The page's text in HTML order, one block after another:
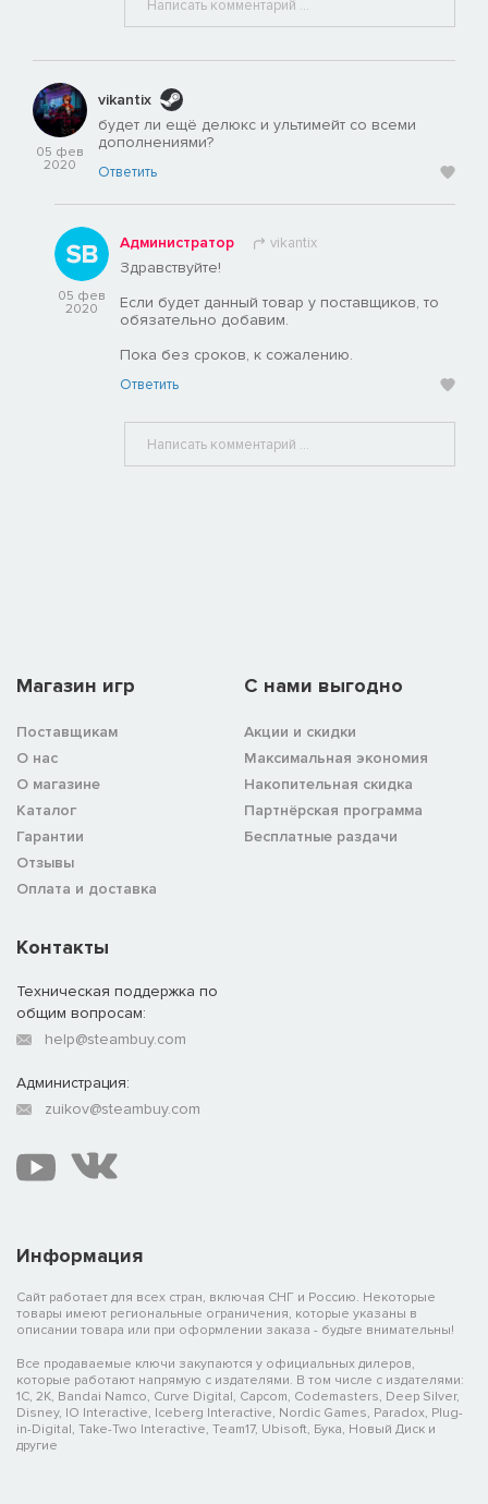
05 фев
2020
vikantix
будет ли ещё делюкс и ультимейт со всеми
дополнениями?
Ответить
05 фев
2020
Администратор vikantix
Здравствуйте!
Если будет данный товар у поставщиков, то
обязательно добавим.
Пока без сроков, к сожалению.
Ответить
Магазин игр
Поставщикам
О нас
О магазине
Каталог
Гарантии
Отзывы
Оплата и доставка
C нами выгодно
Акции и скидки
Максимальная экономия
Накопительная скидка
Партнёрская программа
Бесплатные раздачи
Информация
Сайт работает для всех стран, включая СНГ и Россию. Некоторые
товары имеют региональные ограничения, которые указаны в
описании товара или при оформлении заказа - будьте внимательны!
Все продаваемые ключи закупаются у официальных дилеров,
которые работают напрямую с издателями. В том числе с издателями:
1C, 2K, Bandai Namco, Curve Digital, Capcom, Codemasters, Deep Silver,
Disney, IO Interactive, Iceberg Interactive, Nordic Games, Paradox, Plug-
in-Digital, Take-Two Interactive, Team17, Ubisoft, Бука, Новый Диск и
другие
Контакты
Техническая поддержка по
общим вопросам:
help@steambuy.com
Администрация:
zuikov@steambuy.com